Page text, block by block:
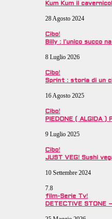
Kum Kum il
28 Agosto 2024
Cibo!
Billy : l’unico succo
8 Luglio 2026
Cibo!
Sprint : storia di un
16 Agosto 2025
Cibo!
PIEDONE ( ALGIDA )
9 Luglio 2025
Cibo!
JUST VEG! Sushi
10 Settembre 2024
7.8
film-Serie Tv!
DETECTIVE STONE